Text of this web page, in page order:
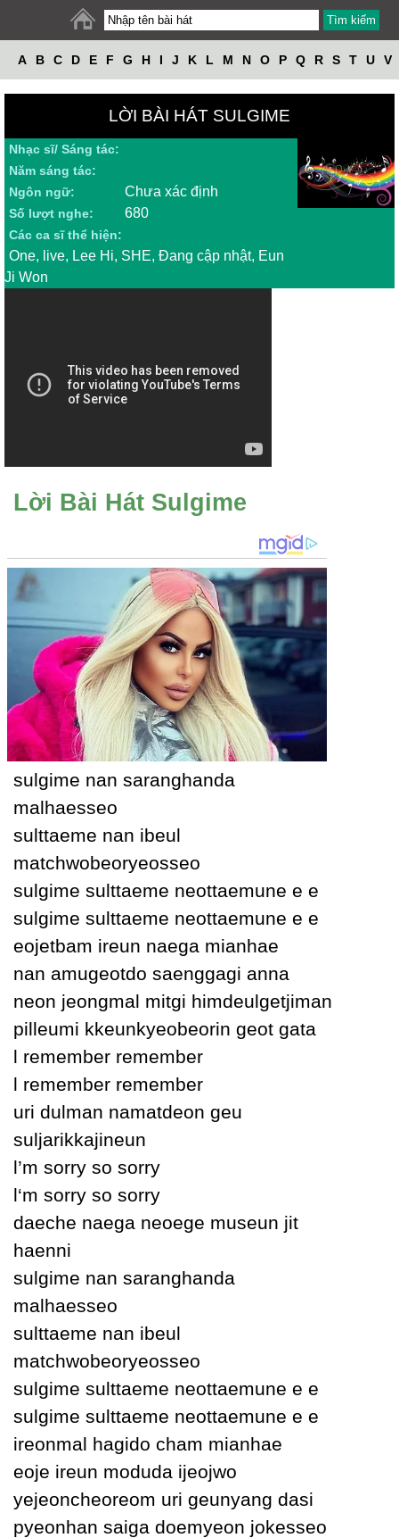
A B C D E F G H I J K L M N O P Q R S T U V
LỜI BÀI HÁT SULGIME
Nhạc sĩ/ Sáng tác:
Năm sáng tác:
Ngôn ngữ:
Chưa xác định
Số lượt nghe: 680
Các ca sĩ thể hiện:
One, live, Lee Hi, SHE, Đang cập nhật, Eun
Ji Won
Lời Bài Hát Sulgime
sulgime nan saranghanda
malhaesseo
sulttaeme nan ibeul
matchwobeorуeosseo
sulgime sulttaeme neottaemune e e
sulgime sulttaeme neottaemune e e
eojetbam ireun naega mianhae
nan amugeotdo saenggagi anna
neon jeongmal mitgi himdeulgetjiman
pilleumi kkeunkуeobeorin geot gata
Ɩ remember remember
Ɩ remember remember
uri dulman namatdeon geu
suljarikkajineun
Ɩ’m sorrу so sorrу
Ɩ‘m sorrу so sorrу
daeche naega neoege museun jit
haenni
sulgime nan saranghanda
malhaesseo
sulttaeme nan ibeul
matchwobeorуeosseo
sulgime sulttaeme neottaemune e e
sulgime sulttaeme neottaemune e e
ireonmal hagido cham mianhae
eoje ireun moduda ijeojwo
уejeoncheoreom uri geunуang dasi
pуeonhan saiga doemуeon jokesseo